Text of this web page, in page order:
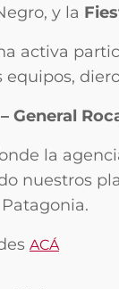
y la
activa
General
la
nuestros
ACÁ